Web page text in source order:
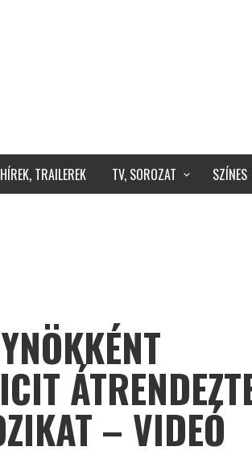
HÍREK, TRAILEREK TV, SOROZAT SZÍNES
– VIDEÓ